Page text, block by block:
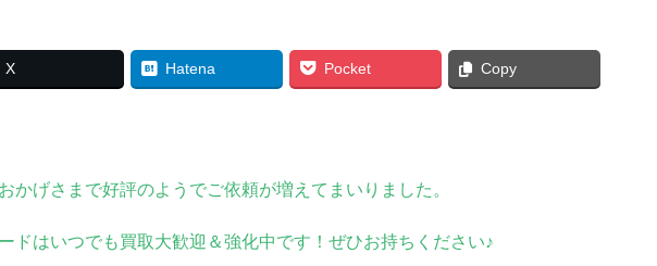
X Hatena Pocket Copy
かげさまで好評のようでご依頼が増えてまいりました。
ドはいつでも買取大歓迎＆強化中です！ぜひお持ちください♪